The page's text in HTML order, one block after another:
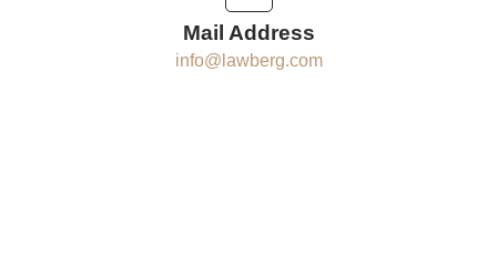
Mail Address
info@lawberg.com